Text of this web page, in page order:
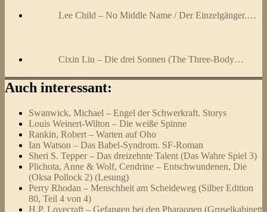
Lee Child – No Middle Name / Der Einzelgänger.…
Cixin Liu – Die drei Sonnen (The Three-Body…
Auch interessant:
Swanwick, Michael – Engel der Schwerkraft. Storys
Louis Weinert-Wilton – Die weiße Spinne
Rankin, Robert – Warten auf Oho
Ian Watson – Das Babel-Syndrom. SF-Roman
Sheri S. Tepper – Das dreizehnte Talent (Das Wahre Spiel 3)
Plichota, Anne & Wolf, Cendrine – Entschwundenen, Die
(Oksa Pollock 2) (Lesung)
Perry Rhodan – Menschheit am Scheideweg (Silber Edition
80, Teil 4 von 4)
H.P. Lovecraft – Gefangen bei den Pharaonen (Gruselkabinett